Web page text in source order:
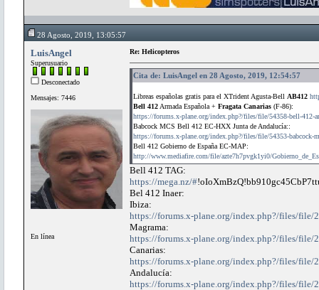
28 Agosto, 2019, 13:05:57
LuisAngel
Superusuario
Desconectado
Mensajes: 7446
En línea
Re: Helicopteros
Cita de: LuisAngel en 28 Agosto, 2019, 12:54:57
Libreas españolas gratis para el XTrident Agusta-Bell AB412
Bell 412 Armada Española + Fragata Canarias (F-86):
https://forums.x-plane.org/index.php?/files/file/54358-bell-412-
Babcock MCS Bell 412 EC-HXX Junta de Andalucía::
https://forums.x-plane.org/index.php?/files/file/54353-babcock-
Bell 412 Gobierno de España EC-MAP:
http://www.mediafire.com/file/azte7h7pvgk1yi0/
Bell 412 TAG:
https://mega.nz/#
Bel 412 Inaer:
Ibiza:
https://forums.x-plane.org/index.php?/files/
Magrama:
https://forums.x-plane.org/index.php?/files/
Canarias:
https://forums.x-plane.org/index.php?/files/
Andalucía:
https://forums.x-plane.org/index.php?/files/